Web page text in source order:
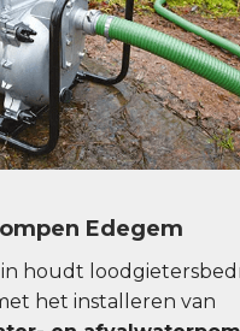
Edegem
houdt
het installeren van